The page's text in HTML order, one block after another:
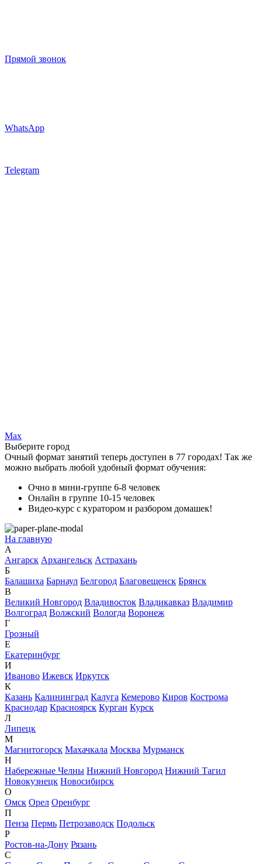
Прямой звонок
WhatsApp
Telegram
Max
Выберите город
Очный формат занятий теперь доступен в 77 городах! Так же
можно выбрать любой удобный формат обучения:
Очно в мини-группе 6-8 человек
Онлайн в группе 10-15 человек
Видео-курс с куратором и разбором домашек!
На главную
А
Ангарск Архангельск Астрахань
Б
Балашиха Барнаул Белгород Благовещенск Брянск
В
Великий Новгород Владивосток Владикавказ Владимир
Волгоград Волжский Вологда Воронеж
Г
Грозный
Е
Екатеринбург
И
Иваново Ижевск Иркутск
К
Казань Калининград Калуга Кемерово Киров Кострома
Краснодар Красноярск Курган Курск
Л
Липецк
М
Магнитогорск Махачкала Москва Мурманск
Н
Набережные Челны Нижний Новгород Нижний Тагил
Новокузнецк Новосибирск
О
Омск Орел Оренбург
П
Пенза Пермь Петрозаводск Подольск
Р
Ростов-на-Дону Рязань
С